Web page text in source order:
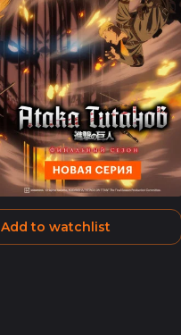
Add to watchlist